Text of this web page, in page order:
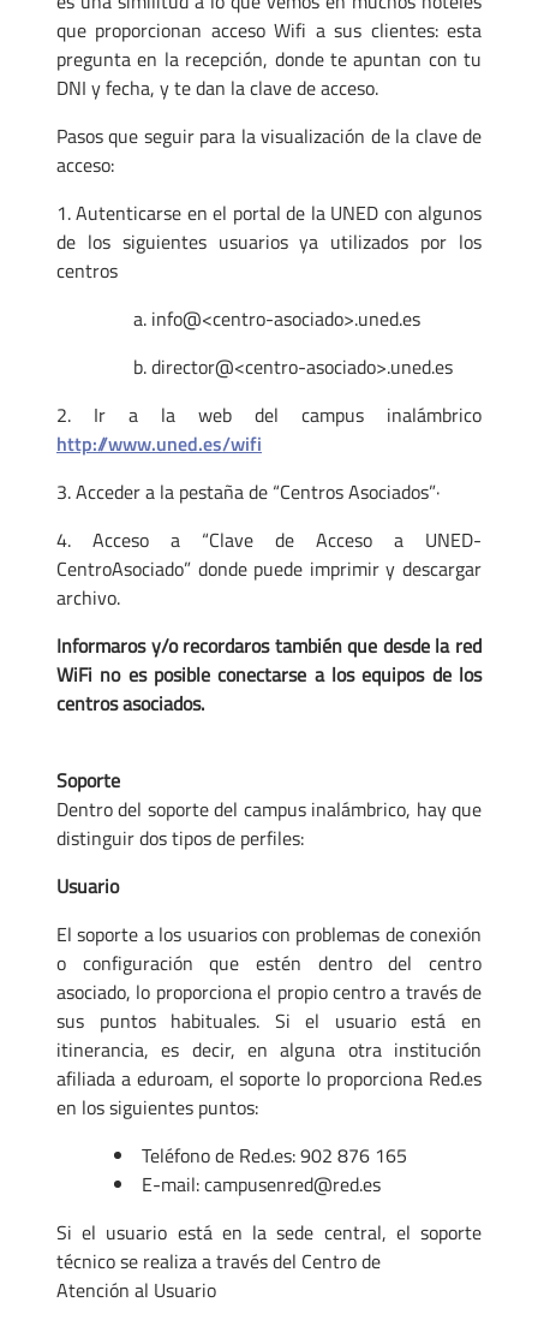
que proporcionan acceso Wifi a sus clientes: esta
pregunta en la recepción, donde te apuntan con tu
DNI y fecha, y te dan la clave de acceso.
Pasos que seguir para la visualización de la clave de
acceso:
1. Autenticarse en el portal de la UNED con algunos
de los siguientes usuarios ya utilizados por los
centros
a. info@<centro-asociado>.uned.es
b. director@<centro-asociado>.uned.es
2. Ir a la web del campus inalámbrico
http://www.uned.es/wifi
3. Acceder a la pestaña de “Centros Asociados”·
4. Acceso a “Clave de Acceso a UNED-
CentroAsociado” donde puede imprimir y descargar
archivo.
Informaros y/o recordaros también que desde la red
WiFi no es posible conectarse a los equipos de los
centros asociados.
Soporte
Dentro del soporte del campus inalámbrico, hay que
distinguir dos tipos de perfiles:
Usuario
El soporte a los usuarios con problemas de conexión
o configuración que estén dentro del centro
asociado, lo proporciona el propio centro a través de
sus puntos habituales. Si el usuario está en
itinerancia, es decir, en alguna otra institución
afiliada a eduroam, el soporte lo proporciona Red.es
en los siguientes puntos:
Teléfono de Red.es: 902 876 165
E-mail: campusenred@red.es
Si el usuario está en la sede central, el soporte
técnico se realiza a través del Centro de
Atención al Usuario